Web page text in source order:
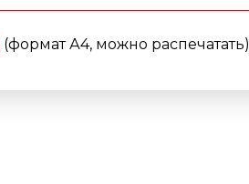
(формат А4, можно распечатать)